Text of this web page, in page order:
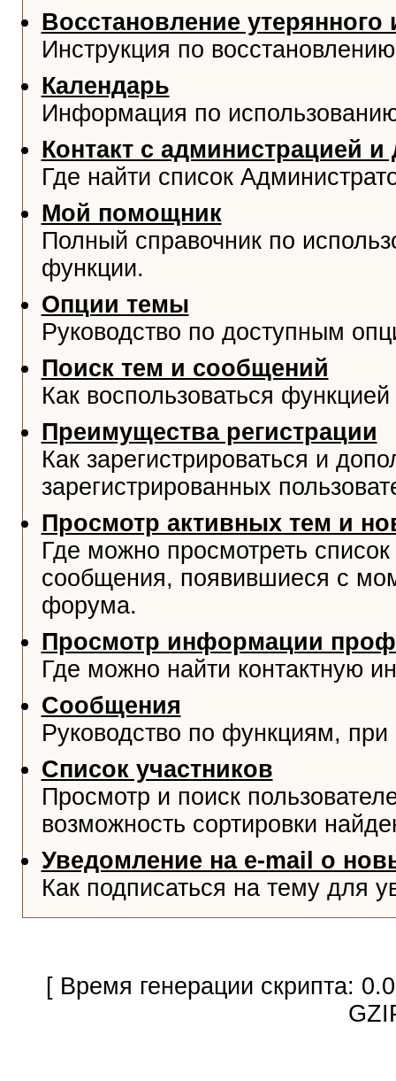
Восстановление
Инструкция по
Календарь
Информация по
Контакт с администрацией
Где найти список
Мой помощник
Полный справочник по
функции.
Опции темы
Руководство по доступным
Поиск тем и сообщений
Как воспользоваться
Преимущества регистрации
Как зарегистрироваться и
зарегистрированных
Просмотр активных тем и
Где можно просмотреть
сообщения, появившиеся с
форума.
Просмотр информации
Где можно найти контактную
Сообщения
Руководство по функциям,
Список участников
Просмотр и поиск
возможность сортировки
Уведомление на e-mail о
Как подписаться на тему для
[ Время генерации скрипта: